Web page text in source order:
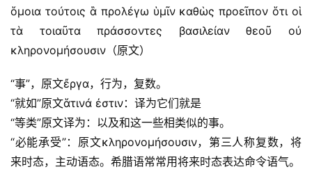
ὅμοια τούτοις ἃ προλέγω ὑμῖν καθὼς προεῖπον ὅτι οἱ
τὰ τοιαῦτα πράσσοντες βασιλείαν θεοῦ οὐ
κληρονομήσουσιν（原文）
“事”，原文ἔργα，行为，复数。
“就如”原文ἅτινά ἐστιν：译为它们就是
“等类”原文译为：以及和这一些相类似的事。
“必能承受”：原文κληρονομήσουσιν，第三人称复数，将
来时态，主动语态。希腊语常常用将来时态表达命令语气。